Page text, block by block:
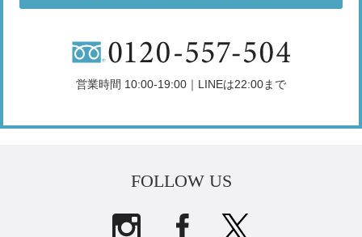
営業時間 10:00-19:00｜LINEは22:00まで
FOLLOW US